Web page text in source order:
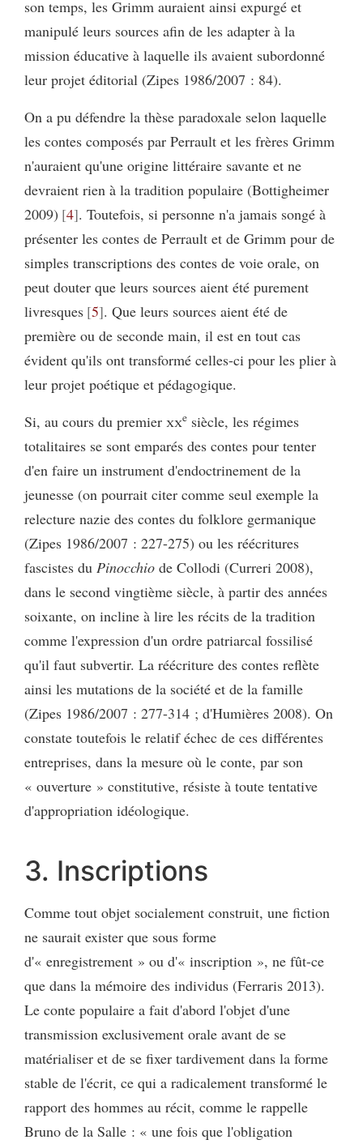
son temps, les Grimm auraient ainsi expurgé et
manipulé leurs sources afin de les adapter à la
mission éducative à laquelle ils avaient subordonné
leur projet éditorial (Zipes 1986/2007 : 84).
On a pu défendre la thèse paradoxale selon laquelle
les contes composés par Perrault et les frères Grimm
n'auraient qu'une origine littéraire savante et ne
devraient rien à la tradition populaire (Bottigheimer
2009) 4 . Toutefois, si personne n'a jamais songé à
présenter les contes de Perrault et de Grimm pour de
simples transcriptions des contes de voie orale, on
peut douter que leurs sources aient été purement
livresques 5 . Que leurs sources aient été de
première ou de seconde main, il est en tout cas
évident qu'ils ont transformé celles-ci pour les plier à
leur projet poétique et pédagogique.
Si, au cours du premier xxe siècle, les régimes
totalitaires se sont emparés des contes pour tenter
d'en faire un instrument d'endoctrinement de la
jeunesse (on pourrait citer comme seul exemple la
relecture nazie des contes du folklore germanique
(Zipes 1986/2007 : 227-275) ou les réécritures
fascistes du Pinocchio de Collodi (Curreri 2008),
dans le second vingtième siècle, à partir des années
soixante, on incline à lire les récits de la tradition
comme l'expression d'un ordre patriarcal fossilisé
qu'il faut subvertir. La réécriture des contes reflète
ainsi les mutations de la société et de la famille
(Zipes 1986/2007 : 277-314 ; d'Humières 2008). On
constate toutefois le relatif échec de ces différentes
entreprises, dans la mesure où le conte, par son
« ouverture » constitutive, résiste à toute tentative
d'appropriation idéologique.
3. Inscriptions
Comme tout objet socialement construit, une fiction
ne saurait exister que sous forme
d'« enregistrement » ou d'« inscription », ne fût-ce
que dans la mémoire des individus (Ferraris 2013).
Le conte populaire a fait d'abord l'objet d'une
transmission exclusivement orale avant de se
matérialiser et de se fixer tardivement dans la forme
stable de l'écrit, ce qui a radicalement transformé le
rapport des hommes au récit, comme le rappelle
Bruno de la Salle : « une fois que l'obligation